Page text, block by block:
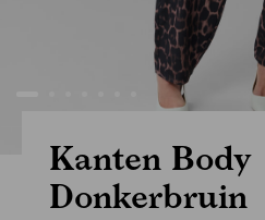
Kanten Body
Donkerbruin